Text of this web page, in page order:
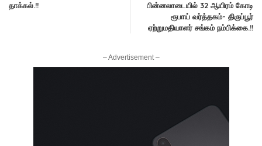
தாக்கல்.!!
பின்னலாடையில் 32 ஆயிரம் கோடி
ரூபாய் வர்த்தகம்- திருப்பூர்
ஏற்றுமதியாளர் சங்கம் நம்பிக்கை.!!
– Advertisement –